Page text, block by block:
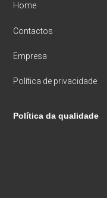
Home
Contactos
Empresa
Política de privacidade
Política da qualidade